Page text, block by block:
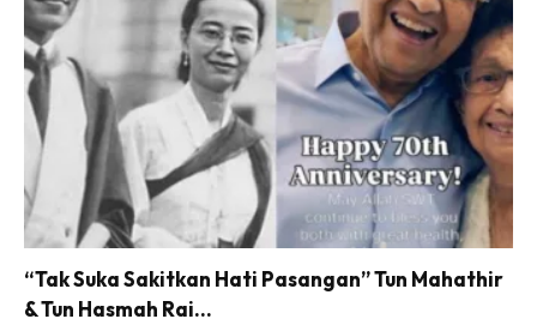
Ads
“Tak Suka Sakitkan Hati Pasangan” Tun Mahathir
& Tun Hasmah Rai...